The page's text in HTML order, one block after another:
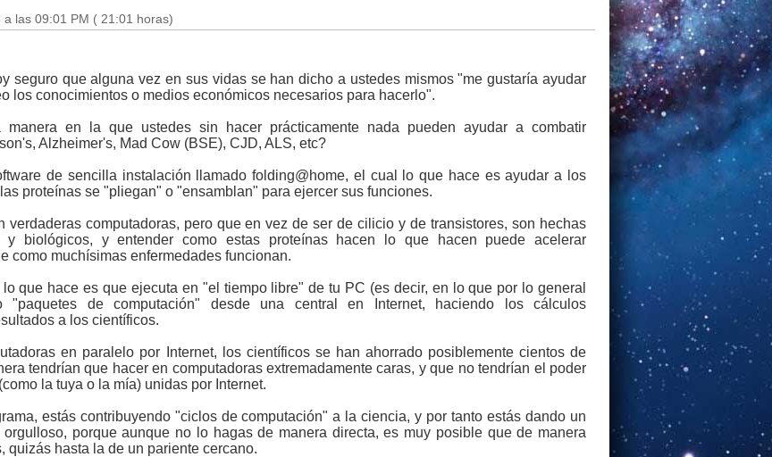
las 09:01 PM ( 21:01 horas)
seguro que alguna vez en sus vidas se han dicho a ustedes mismos "me gustaría ayudar
los conocimientos o medios económicos necesarios para hacerlo".
en la que ustedes sin hacer prácticamente nada pueden ayudar a combatir
Alzheimer's, Mad Cow (BSE), CJD, ALS, etc?
de sencilla instalación llamado folding@home, el cual lo que hace es ayudar a los
proteínas se "pliegan" o "ensamblan" para ejercer sus funciones.
verdaderas computadoras, pero que en vez de ser de cilicio y de transistores, son hechas
y biológicos, y entender como estas proteínas hacen lo que hacen puede acelerar
como muchísimas enfermedades funcionan.
que hace es que ejecuta en "el tiempo libre" de tu PC (es decir, en lo que por lo general
"paquetes de computación" desde una central en Internet, haciendo los cálculos
a los científicos.
en paralelo por Internet, los científicos se han ahorrado posiblemente cientos de
tendrían que hacer en computadoras extremadamente caras, y que no tendrían el poder
la tuya o la mía) unidas por Internet.
estás contribuyendo "ciclos de computación" a la ciencia, y por tanto estás dando un
porque aunque no lo hagas de manera directa, es muy posible que de manera
quizás hasta la de un pariente cercano.